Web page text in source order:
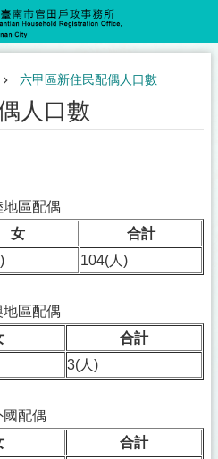
六甲區新住民配偶人口數
人口數
地區配偶
女
合計
104(人)
地區配偶
合計
3(人)
國配偶
合計